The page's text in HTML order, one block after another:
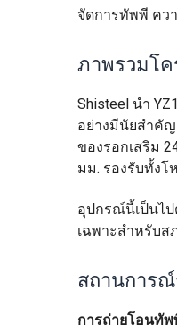
จัดการทัพพี คว
ภาพรวมโค
Shisteel นำ
อย่างมีนัยสำคั
ของรอกเสริม
มม. รองรับทั้ง
อุปกรณ์นี้เป็นไป
เฉพาะสำหรับ
สถานการ
การถ่ายโอนทั